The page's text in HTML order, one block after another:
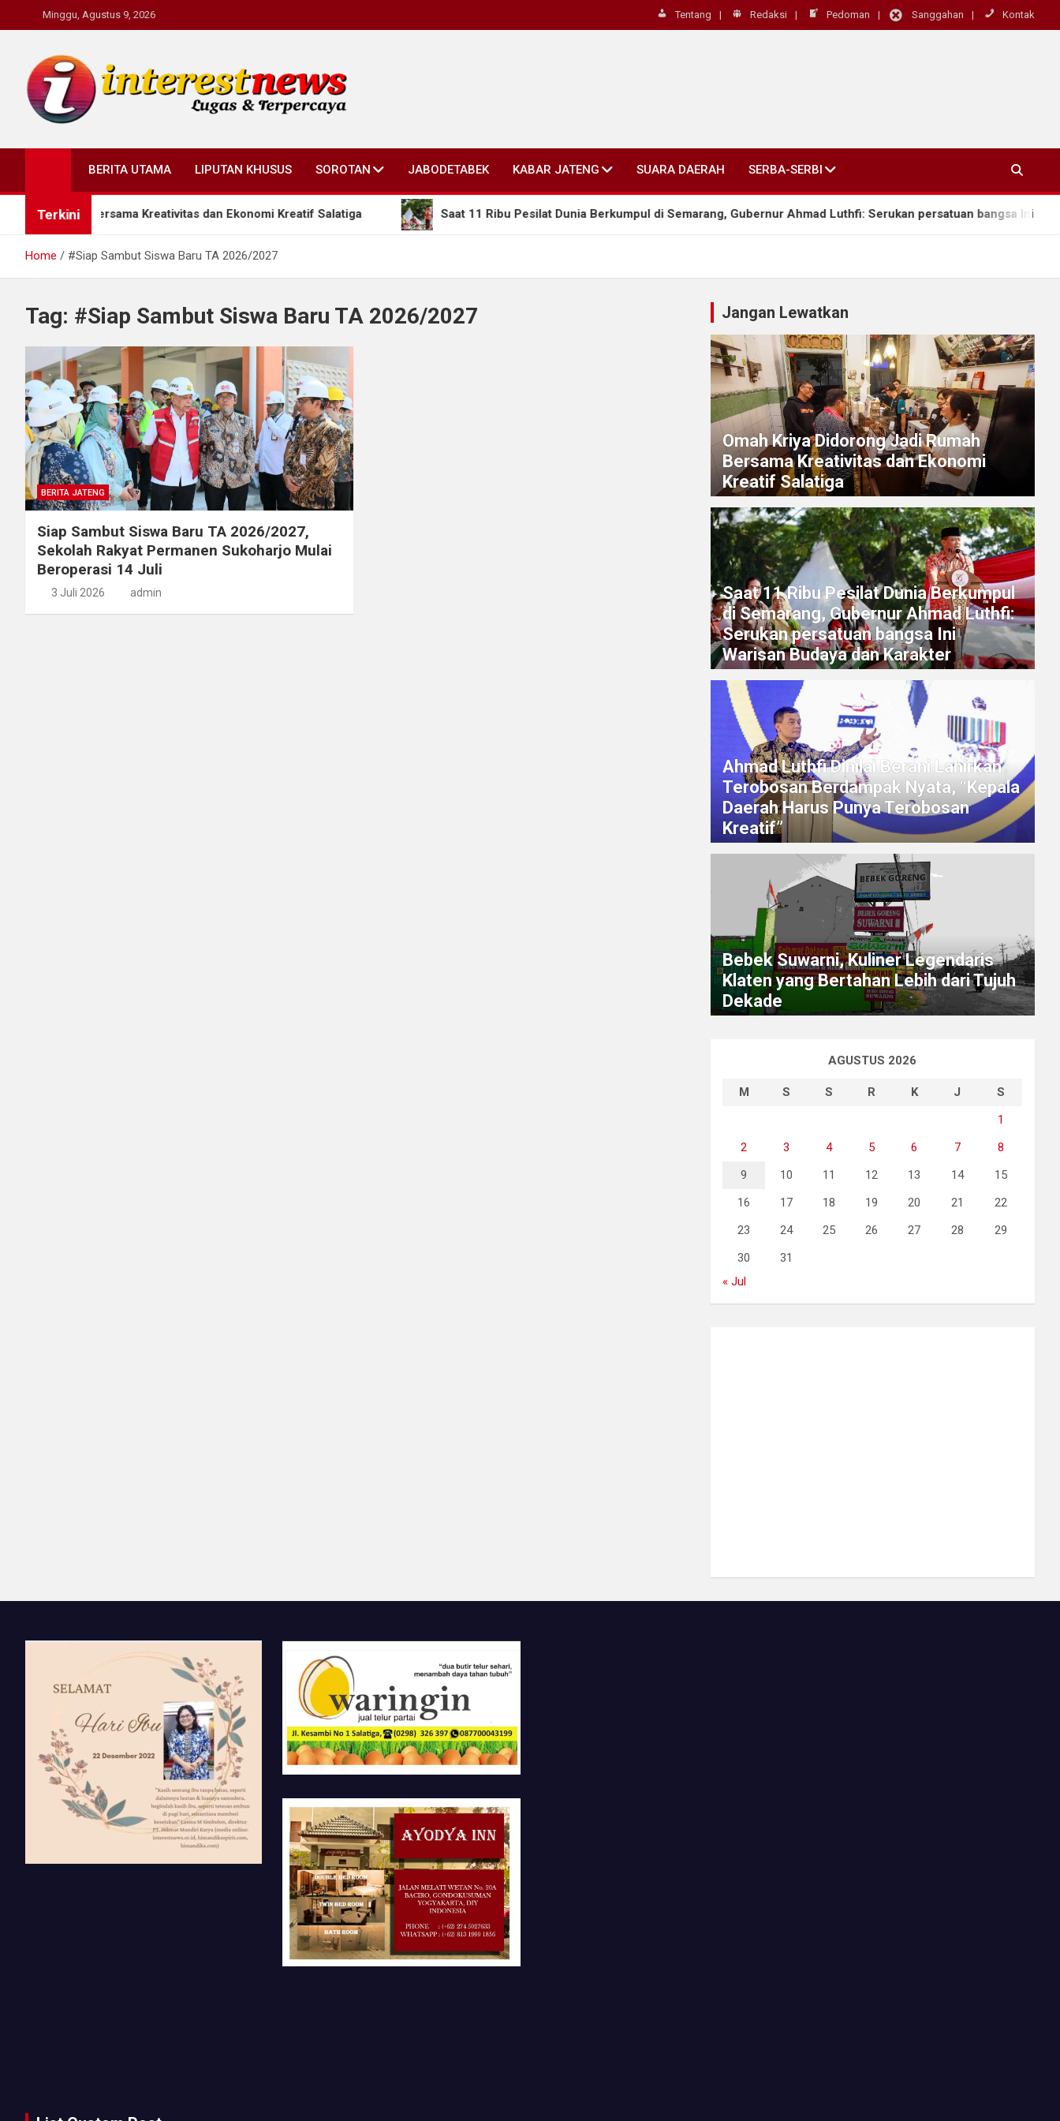
to
Minggu, Agustus 9, 2026 Tentang Redaksi Pedoman Sanggahan Kontak
Interestnews.or.id
BERITA UTAMA LIPUTAN KHUSUS SOROTAN JABODETABEK KABAR JATENG SUARA DAERAH SERBA-SERBI
Terkini
Bersama Kreativitas dan Ekonomi Kreatif Salatiga Saat 11 Ribu Pesilat Dunia Berkumpul di Semarang, Gubernur Ahmad Luthfi: Serukan persatuan bangsa Ini Warisan
Home #Siap Sambut Siswa Baru TA 2026/2027
Tag: #Siap Sambut Siswa Baru TA 2026/2027
BERITA JATENG
Siap Sambut Siswa Baru TA 2026/2027,
Sekolah Rakyat Permanen Sukoharjo Mulai
Beroperasi 14 Juli
3 Juli 2026 admin
Jangan Lewatkan
Omah Kriya Didorong Jadi Rumah
Bersama Kreativitas dan Ekonomi
Kreatif Salatiga
Saat 11 Ribu Pesilat Dunia Berkumpul
di Semarang, Gubernur Ahmad Luthfi:
Serukan persatuan bangsa Ini
Warisan Budaya dan Karakter
Ahmad Luthfi Dinilai Berani Lahirkan
Terobosan Berdampak Nyata, “Kepala
Daerah Harus Punya Terobosan
Kreatif”
Bebek Suwarni, Kuliner Legendaris
Klaten yang Bertahan Lebih dari Tujuh
Dekade
AGUSTUS 2026
M S S R K J
S
1
2
3 4 5 6 7
8
9
10 11 12 13 14
15
16
17 18 19 20 21
22
23
24 25 26 27 28
29
30
31
« Jul